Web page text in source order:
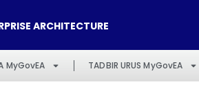
ARCHITECTURE
MyGovEA TADBIR URUS MyGovEA